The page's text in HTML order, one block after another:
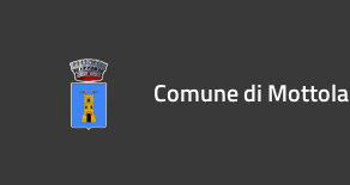
Comune di Mottola